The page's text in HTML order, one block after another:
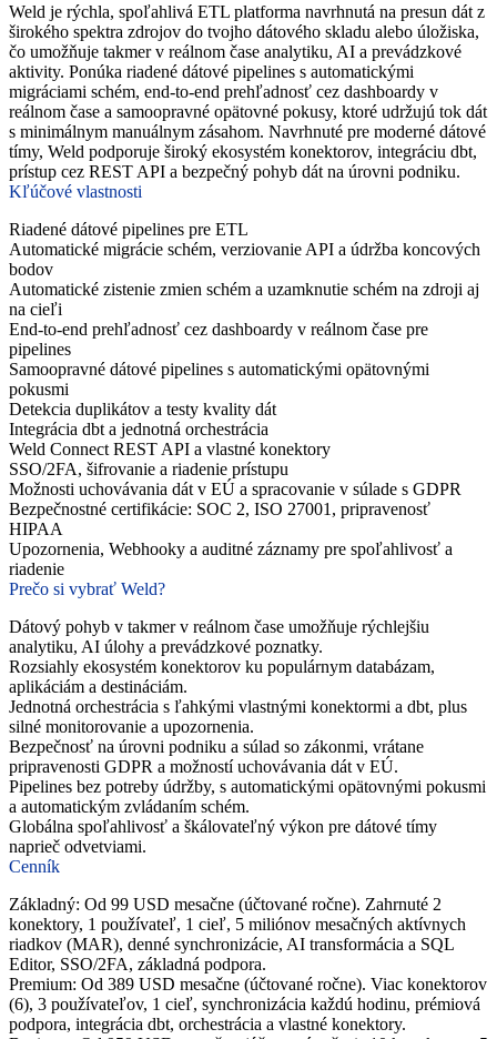
Weld je rýchla, spoľahlivá ETL platforma navrhnutá na presun dát z
širokého spektra zdrojov do tvojho dátového skladu alebo úložiska,
čo umožňuje takmer v reálnom čase analytiku, AI a prevádzkové
aktivity. Ponúka riadené dátové pipelines s automatickými
migráciami schém, end-to-end prehľadnosť cez dashboardy v
reálnom čase a samoopravné opätovné pokusy, ktoré udržujú tok dát
s minimálnym manuálnym zásahom. Navrhnuté pre moderné dátové
tímy, Weld podporuje široký ekosystém konektorov, integráciu dbt,
prístup cez REST API a bezpečný pohyb dát na úrovni podniku.
Kľúčové vlastnosti
Riadené dátové pipelines pre ETL
Automatické migrácie schém, verziovanie API a údržba koncových
bodov
Automatické zistenie zmien schém a uzamknutie schém na zdroji aj
na cieľi
End-to-end prehľadnosť cez dashboardy v reálnom čase pre
pipelines
Samoopravné dátové pipelines s automatickými opätovnými
pokusmi
Detekcia duplikátov a testy kvality dát
Integrácia dbt a jednotná orchestrácia
Weld Connect REST API a vlastné konektory
SSO/2FA, šifrovanie a riadenie prístupu
Možnosti uchovávania dát v EÚ a spracovanie v súlade s GDPR
Bezpečnostné certifikácie: SOC 2, ISO 27001, pripravenosť
HIPAA
Upozornenia, Webhooky a auditné záznamy pre spoľahlivosť a
riadenie
Prečo si vybrať Weld?
Dátový pohyb v takmer v reálnom čase umožňuje rýchlejšiu
analytiku, AI úlohy a prevádzkové poznatky.
Rozsiahly ekosystém konektorov ku populárnym databázam,
aplikáciám a destináciám.
Jednotná orchestrácia s ľahkými vlastnými konektormi a dbt, plus
silné monitorovanie a upozornenia.
Bezpečnosť na úrovni podniku a súlad so zákonmi, vrátane
pripravenosti GDPR a možností uchovávania dát v EÚ.
Pipelines bez potreby údržby, s automatickými opätovnými pokusmi
a automatickým zvládaním schém.
Globálna spoľahlivosť a škálovateľný výkon pre dátové tímy
naprieč odvetviami.
Cenník
Základný: Od 99 USD mesačne (účtované ročne). Zahrnuté 2
konektory, 1 používateľ, 1 cieľ, 5 miliónov mesačných aktívnych
riadkov (MAR), denné synchronizácie, AI transformácia a SQL
Editor, SSO/2FA, základná podpora.
Premium: Od 389 USD mesačne (účtované ročne). Viac konektorov
(6), 3 používateľov, 1 cieľ, synchronizácia každú hodinu, prémiová
podpora, integrácia dbt, orchestrácia a vlastné konektory.